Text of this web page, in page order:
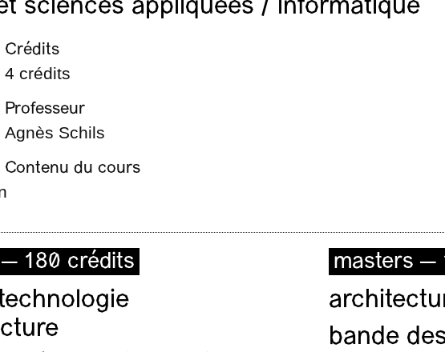
sciences appliquées / informatique
Crédits
4 crédits
Professeur
Agnès Schils
Contenu du cours
180 crédits masters —
bande